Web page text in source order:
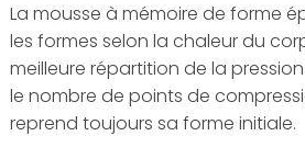
La mousse à mémoire de forme
les formes selon la chaleur du
meilleure répartition de la
le nombre de points de
reprend toujours sa forme initiale.